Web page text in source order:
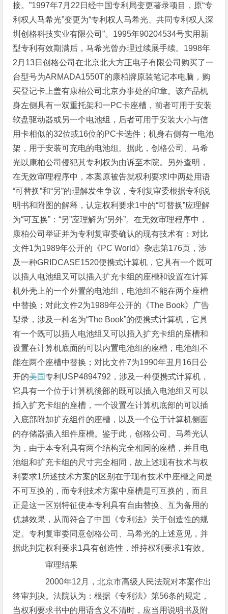
接。”1997年7月22日经中国专利局变更著录项目，原“专
利权人马希光”变更为“专利权人马希光、共同专利权人深
圳创格科技实业有限公司”。1995年90204534号实用新
型专利有效期满后，马希光曾办理过续展手续。1998年
2月13日创格公司在北京北大方正电子有限公司购买了一
台型号为ARMADA1550T的康柏牌原装笔记本电脑，购
买登记卡上盖有康柏公司北京办事处的印章。该产品机
身左侧具有一双重托架和一PC卡座槽，前者可用于安装
软盘驱动器或另一个电池组，后者可用于安装大小与信
用卡相似的32位或16位的PC卡选件；机身右侧有一电池
架，用于安装可充电的电池组。据此，创格公司、马希
光以康柏公司侵犯其专利权为由诉至本院。另外查明，
在无效审理程序中，本案原被告就权利要求l中两处用语
“可替换”和“另”的理解发生争议，专利复审委根据专利说
明书和附图的解释，认定权利要求1中的“可替换”应理解
为“可互换”：“另”应理解为“另外”。在无效审理程序中，
康柏公司举证并为专利复审委确认的现有技术有：对比
文件1为1989年公开的《PC World》杂志第176页，涉
及一种GRIDCASE1520便携式计算机，它具有一个既可
以插人电池组又可以插入扩充卡组的座槽和设置在计算
机外壳上的一个外置的电池组，电池组不能在两个座槽
中替换；对此文件2为1989年公开的《The Book》广告
型录，涉及一种名为“The Book”的便携式计算机，它具
有一个既可以插人电池组又可以插入扩充卡组的座槽和
设置在计算机底面的可以内置电池组的座槽，电池组不
能在两个座槽中替换；对比文件7为1990年丑月16日公
开的美国专利USP4894792，涉及一种便携式计算机，
它具有一个位于计算机後部的既可以插入电池组又可以
插入扩充卡组的座槽，一个设置在计算机底部的可以插
入底部附加扩充组件的座槽，以及一个位于计算机侧面
的存储器插入组件座槽。鉴于此，创格公司、马希光认
为，由于本专利具有两个结构完全相同的座槽，并且电
池组和扩充卡组的尺寸完全相同，故上述现有技术与权
利要求1所述技术方案的区别在于现有技术中座槽之间是
不可互换的，而专利技术方案中座槽是可互换的，而且
正是这一区别特征使本专利具有自由替换、互为备用的
优越效果，从而符合了中国《专利法》关于创造性的规
定。专利复审委同意创格公司、马希光的上述意见，并
据此判定权利要求1具有创造性，维持权利要求1有效。
审理结果
2000年12月，北京市高级人民法院对本案作出
终审判决。法院认为：根据《专利法》第56条的规定，
当权利要求书中的用语含义不清时，应当用说明书及附